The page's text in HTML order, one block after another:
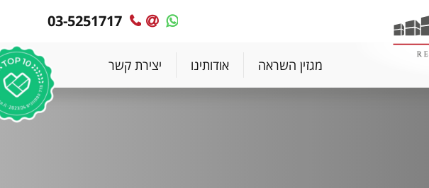
MyPlace
MyPlace
עימנו
קשר
03-5251717
מגזין השראה אודותינו יצירת קשר